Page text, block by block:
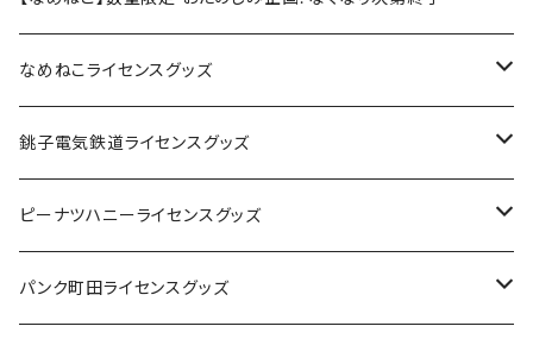
なめねこライセンスグッズ
Tシャツ
キャップ
ステッカー
銚子電気鉄道ライセンスグッズ
ステッカー
缶バッジ
ピーナツハニーライセンスグッズ
Tシャツ
パンク町田ライセンスグッズ